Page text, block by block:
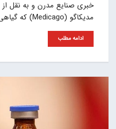
خبری صنایع مدرن و به نقل
مدیکاگو (Medicago) که گیاهی است توسط
ادامه مطلب